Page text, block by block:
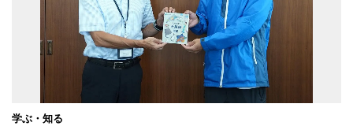
学ぶ・知る